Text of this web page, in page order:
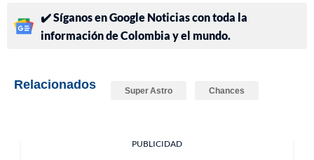
✔️ Síganos en Google Noticias con toda la
información de Colombia y el mundo.
Relacionados Super Astro Chances
PUBLICIDAD